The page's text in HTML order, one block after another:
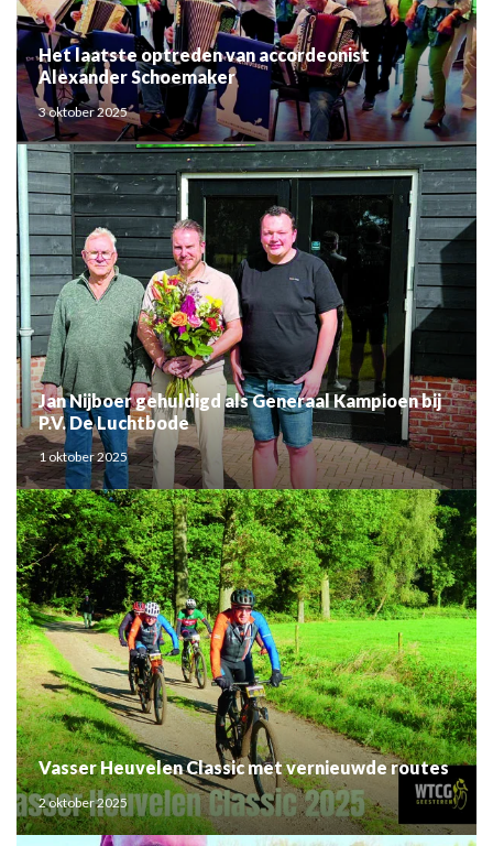
Het laatste optreden van accordeonist
Alexander Schoemaker
3 oktober 2025
Jan Nijboer gehuldigd als Generaal Kampioen bij
P.V. De Luchtbode
1 oktober 2025
Vasser Heuvelen Classic met vernieuwde routes
2 oktober 2025